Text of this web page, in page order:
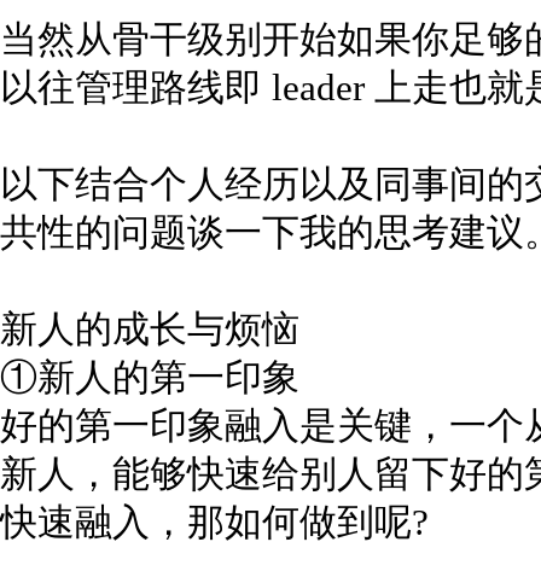
当然从骨干级别开始如果你足
以往管理路线即 leader 上走也就
以下结合个人经历以及同事间
共性的问题谈一下我的思考建议
新人的成长与烦恼
①新人的第一印象
好的第一印象融入是关键，一
新人，能够快速给别人留下好
快速融入，那如何做到呢?